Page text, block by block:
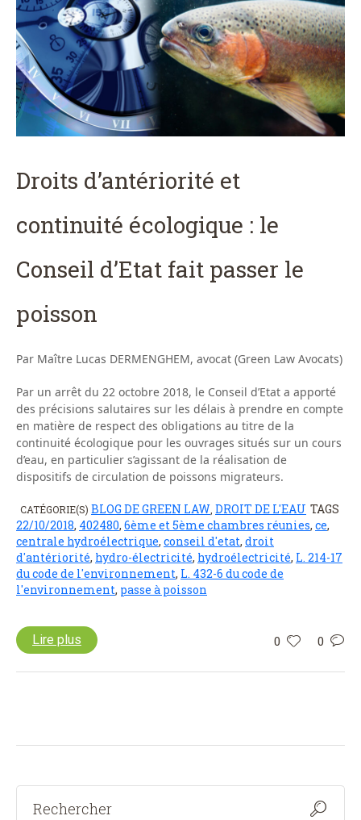
Droits d’antériorité et
continuité écologique : le
Conseil d’Etat fait passer le
poisson
Par Maître Lucas DERMENGHEM, avocat (Green Law Avocats)
Par un arrêt du 22 octobre 2018, le Conseil d’Etat a apporté
des précisions salutaires sur les délais à prendre en compte
en matière de respect des obligations au titre de la
continuité écologique pour les ouvrages situés sur un cours
d’eau, en particulier s’agissant de la réalisation de
dispositifs de circulation de poissons migrateurs.
CATÉGORIE(S) BLOG DE GREEN LAW DROIT DE L'EAU TAGS
22/10/2018, 402480, 6ème et 5ème chambres réunies, ce,
centrale hydroélectrique, conseil d'etat, droit
d'antériorité, hydro-électricité, hydroélectricité, L. 214-17
du code de l'environnement, L. 432-6 du code de
l'environnement, passe à poisson
0 0
Lire plus